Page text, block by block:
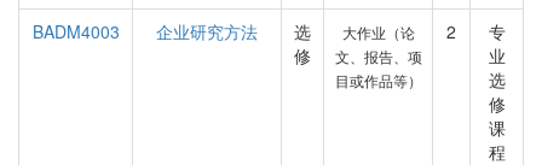
BADM4003
企业研究方法
选
修
大作业（论
文、报告、项
目或作品等）
2
专
业
选
修
课
程